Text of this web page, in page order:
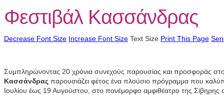
Φεστιβάλ Κασσάνδρας
Decrease Font Size Increase Font Size Text Size Print This Page
Συμπληρώνοντας 20 χρόνια συνεχούς παρουσίας και προσφοράς
Κασσάνδρας παρουσιάζει φέτος ένα πλούσιο πρόγραμμα που
Ιουλίου έως 19 Αυγούστου, στο πανέμορφο αμφιθέατρο της Σίβηρης